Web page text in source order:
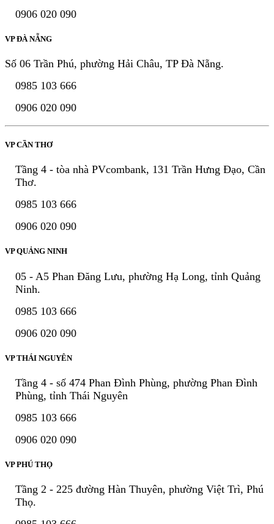
0906 020 090
VP ĐÀ NẴNG
Số 06 Trần Phú, phường Hải Châu, TP Đà Nẵng.
0985 103 666
0906 020 090
VP CẦN THƠ
Tầng 4 - tòa nhà PVcombank, 131 Trần Hưng Đạo, Cần
Thơ.
0985 103 666
0906 020 090
VP QUẢNG NINH
05 - A5 Phan Đăng Lưu, phường Hạ Long, tỉnh Quảng
Ninh.
0985 103 666
0906 020 090
VP THÁI NGUYÊN
Tầng 4 - số 474 Phan Đình Phùng, phường Phan Đình
Phùng, tỉnh Thái Nguyên
0985 103 666
0906 020 090
VP PHÚ THỌ
Tầng 2 - 225 đường Hàn Thuyên, phường Việt Trì, Phú
Thọ.